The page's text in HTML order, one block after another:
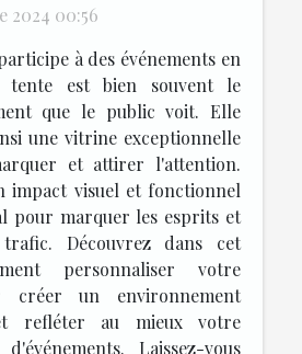
2024 00:56
à des événements en
est bien souvent le
que le public voit. Elle
une vitrine exceptionnelle
et attirer l'attention.
impact visuel et fonctionnel
pour marquer les esprits et
Découvrez dans cet
personnaliser votre
créer un environnement
refléter au mieux votre
Laissez-vous